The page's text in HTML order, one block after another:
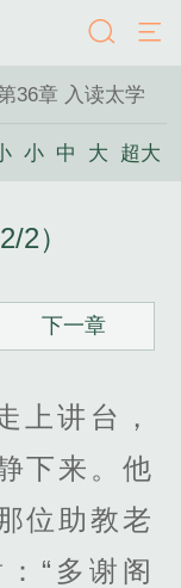
36章 入读太学
小 中 大 超大
2）
下一章
上讲台，
下来。他
位助教老
“多谢阁